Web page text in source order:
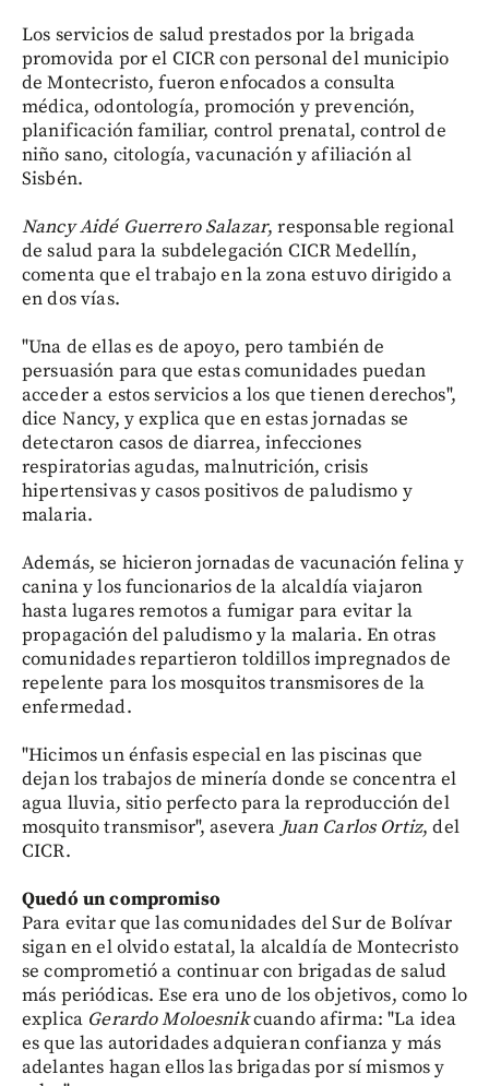
Los servicios de salud prestados por la brigada
promovida por el CICR con personal del municipio
de Montecristo, fueron enfocados a consulta
médica, odontología, promoción y prevención,
planificación familiar, control prenatal, control de
niño sano, citología, vacunación y afiliación al
Sisbén.
Nancy Aidé Guerrero Salazar, responsable regional
de salud para la subdelegación CICR Medellín,
comenta que el trabajo en la zona estuvo dirigido a
en dos vías.
"Una de ellas es de apoyo, pero también de
persuasión para que estas comunidades puedan
acceder a estos servicios a los que tienen derechos",
dice Nancy, y explica que en estas jornadas se
detectaron casos de diarrea, infecciones
respiratorias agudas, malnutrición, crisis
hipertensivas y casos positivos de paludismo y
malaria.
Además, se hicieron jornadas de vacunación felina y
canina y los funcionarios de la alcaldía viajaron
hasta lugares remotos a fumigar para evitar la
propagación del paludismo y la malaria. En otras
comunidades repartieron toldillos impregnados de
repelente para los mosquitos transmisores de la
enfermedad.
"Hicimos un énfasis especial en las piscinas que
dejan los trabajos de minería donde se concentra el
agua lluvia, sitio perfecto para la reproducción del
mosquito transmisor", asevera Juan Carlos Ortiz, del
CICR.
Quedó un compromiso
Para evitar que las comunidades del Sur de Bolívar
sigan en el olvido estatal, la alcaldía de Montecristo
se comprometió a continuar con brigadas de salud
más periódicas. Ese era uno de los objetivos, como lo
explica Gerardo Moloesnikcuando afirma: "La idea
es que las autoridades adquieran confianza y más
adelantes hagan ellos las brigadas por sí mismos y